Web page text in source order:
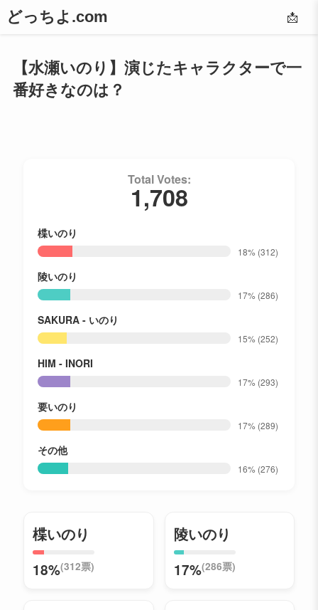
どっちよ.com 📩
【水瀬いのり】演じたキャラクターで一
番好きなのは？
Total Votes:
1,708
楪いのり
18% (312)
陵いのり
17% (286)
SAKURA - いのり
15% (252)
HIM - INORI
17% (293)
要いのり
17% (289)
その他
16% (276)
楪いのり
18%(312票)
陵いのり
17%(286票)